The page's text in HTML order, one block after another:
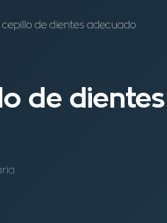
cepillo de dientes adecuado
de dientes